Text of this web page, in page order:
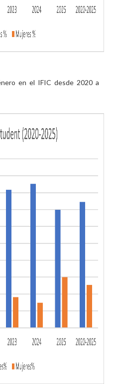
en el IFIC desde 2020 a